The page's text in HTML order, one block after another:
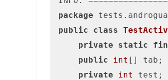
package
public
class
private
static
public
int [] tab;
private
int
test;